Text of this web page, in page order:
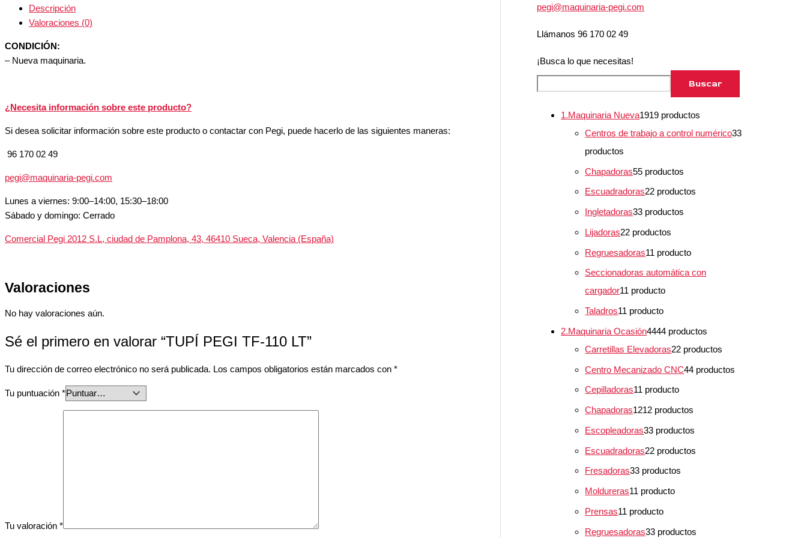
Descripción
Valoraciones (0)
CONDICIÓN:
– Nueva maquinaria.
¿Necesita información sobre este producto?
Si desea solicitar información sobre este producto o contactar con Pegi, puede hacerlo de las siguientes maneras:
96 170 02 49
pegi@maquinaria-pegi.com
Lunes a viernes: 9:00–14:00, 15:30–18:00
Sábado y domingo: Cerrado
Comercial Pegi 2012 S.L, ciudad de Pamplona, 43, 46410 Sueca, Valencia (España)
Valoraciones
No hay valoraciones aún.
Sé el primero en valorar “TUPÍ PEGI TF-110 LT”
Tu dirección de correo electrónico no será publicada. Los campos obligatorios están marcados con *
Tu puntuación *
Tu valoración *
pegi@maquinaria-pegi.com
Llámanos 96 170 02 49
¡Busca lo que necesitas!
Buscar
1.Maquinaria Nueva1919 productos
Centros de trabajo a control numérico33
productos
Chapadoras55 productos
Escuadradoras22 productos
Ingletadoras33 productos
Lijadoras22 productos
Regruesadoras11 producto
Seccionadoras automática con
cargador11 producto
Taladros11 producto
2.Maquinaria Ocasión4444 productos
Carretillas Elevadoras22 productos
Centro Mecanizado CNC44 productos
Cepilladoras11 producto
Chapadoras1212 productos
Escopleadoras33 productos
Escuadradoras22 productos
Fresadoras33 productos
Moldureras11 producto
Prensas11 producto
Regruesadoras33 productos